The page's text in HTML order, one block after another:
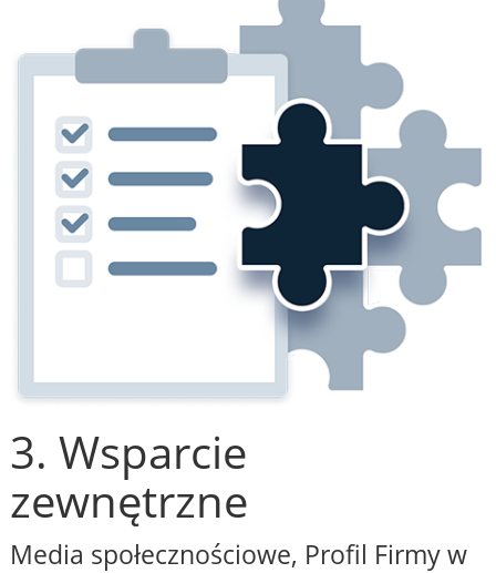
3. Wsparcie
zewnętrzne
Media społecznościowe, Profil Firmy w